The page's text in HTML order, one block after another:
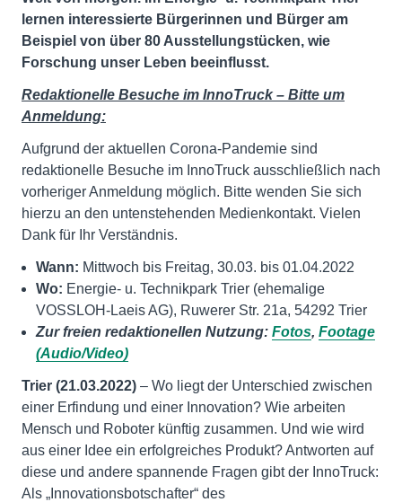
lernen interessierte Bürgerinnen und Bürger am
Beispiel von über 80 Ausstellungstücken, wie
Forschung unser Leben beeinflusst.
Redaktionelle Besuche im InnoTruck – Bitte um
Anmeldung:
Aufgrund der aktuellen Corona-Pandemie sind
redaktionelle Besuche im InnoTruck ausschließlich nach
vorheriger Anmeldung möglich. Bitte wenden Sie sich
hierzu an den untenstehenden Medienkontakt. Vielen
Dank für Ihr Verständnis.
Wann: Mittwoch bis Freitag, 30.03. bis 01.04.2022
Wo: Energie- u. Technikpark Trier (ehemalige
VOSSLOH-Laeis AG), Ruwerer Str. 21a, 54292 Trier
Zur freien redaktionellen Nutzung: Fotos, Footage
(Audio/Video)
Trier (21.03.2022) – Wo liegt der Unterschied zwischen
einer Erfindung und einer Innovation? Wie arbeiten
Mensch und Roboter künftig zusammen. Und wie wird
aus einer Idee ein erfolgreiches Produkt? Antworten auf
diese und andere spannende Fragen gibt der InnoTruck:
Als „Innovationsbotschafter“ des